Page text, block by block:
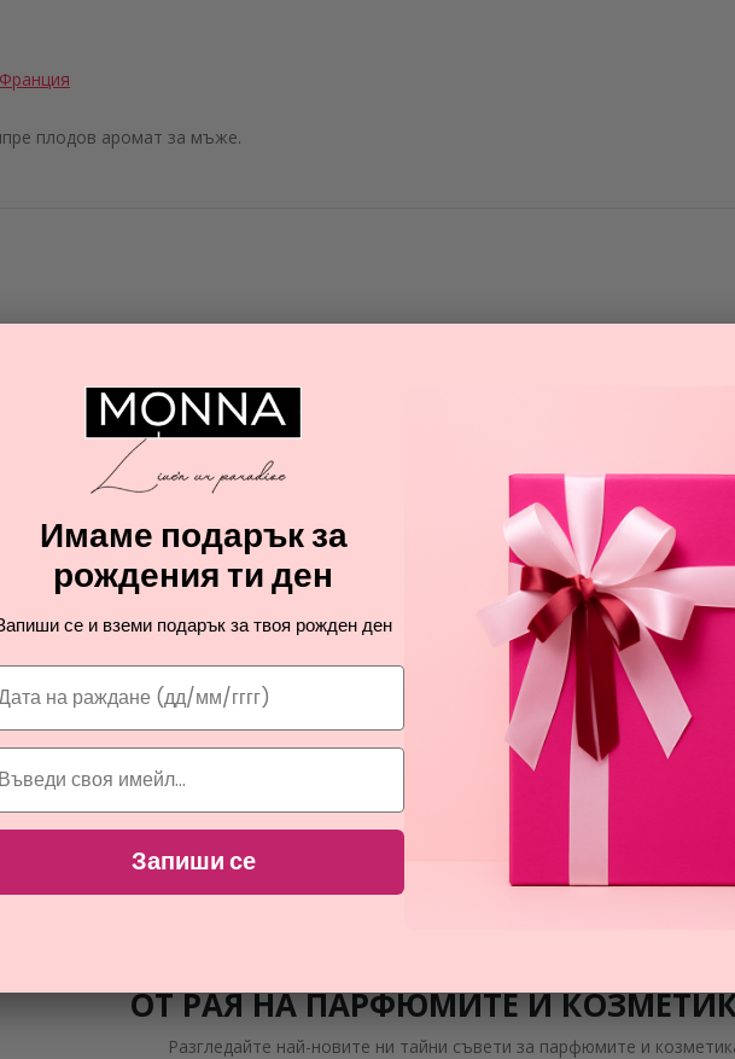
Франция
плодов аромат за мъже.
предложения
CUBA
тоалетна вода за мъже
ОТ РАЯ НА ПАРФЮМИТЕ И
Разгледайте най-новите ни тайни съвети за парфюмите и
Имаме подарък за
рождения ти ден
се и вземи подарък за твоя рожден ден
Запиши се